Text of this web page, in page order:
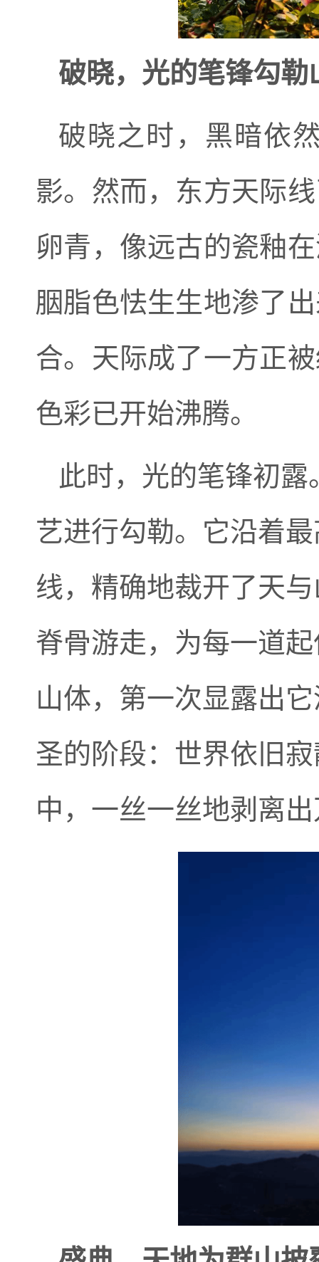
破晓，光的笔锋勾勒
破晓之时，黑暗依
影。然而，东方天际
卵青，像远古的瓷釉
胭脂色怯生生地渗了
合。天际成了一方正
色彩已开始沸腾。
此时，光的笔锋初
艺进行勾勒。它沿着
线，精确地裁开了天
脊骨游走，为每一道
山体，第一次显露出
圣的阶段：世界依旧
中，一丝一丝地剥离